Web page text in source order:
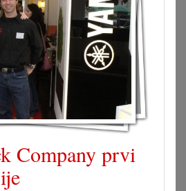
Company prvi